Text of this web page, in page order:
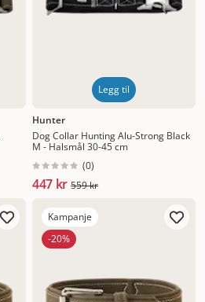
Legg til
Hunter
Dog Collar Hunting Alu-Strong Black
M - Halsmål 30-45 cm
(0)
447 kr 559 kr
Kampanje
-20%